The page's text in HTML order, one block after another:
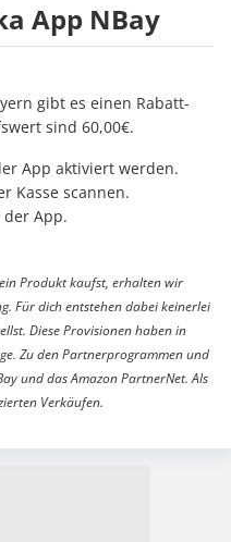
App NBay
gibt es einen Rabatt-
sind 60,00€.
App aktiviert werden.
Kasse scannen.
App.
Produkt kaufst, erhalten wir
Für dich entstehen dabei keinerlei
Diese Provisionen haben in
Zu den Partnerprogrammen und
und das Amazon PartnerNet. Als
Verkäufen.